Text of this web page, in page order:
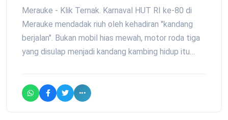
Merauke - Klik Ternak. Karnaval HUT RI ke-80 di
Merauke mendadak riuh oleh kehadiran "kandang
berjalan". Bukan mobil hias mewah, motor roda tiga
yang disulap menjadi kandang kambing hidup itu…